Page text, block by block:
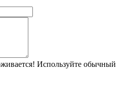
Используйте обычный